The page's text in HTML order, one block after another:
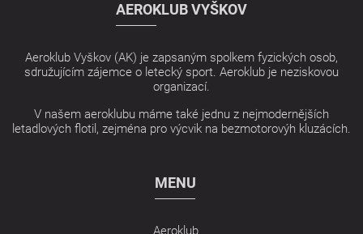
AEROKLUB VYŠKOV
Aeroklub Vyškov (AK) je zapsaným spolkem fyzických osob,
sdružujícím zájemce o letecký sport. Aeroklub je neziskovou
organizací.
V našem aeroklubu máme také jednu z nejmodernějších
letadlových flotil, zejména pro výcvik na bezmotorovýh kluzácích.
MENU
Aeroklub